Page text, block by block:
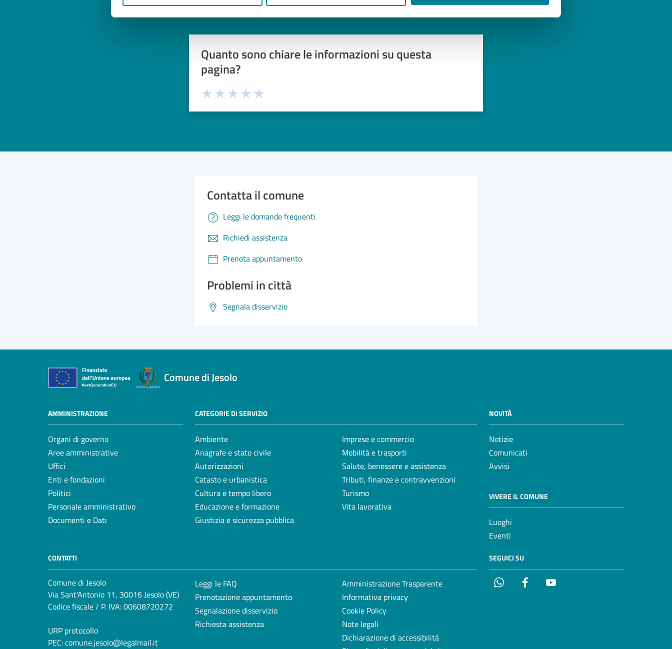
Quanto sono chiare le informazioni su questa
pagina?
Contatta il comune
Leggi le domande frequenti
Richiedi assistenza
Prenota appuntamento
Problemi in città
Segnala disservizio
Comune di Jesolo
AMMINISTRAZIONE
Organi di governo
Aree amministrative
Uffici
Enti e fondazioni
Politici
Personale amministrativo
Documenti e Dati
CATEGORIE DI SERVIZIO
Ambiente
Anagrafe e stato civile
Autorizzazioni
Catasto e urbanistica
Cultura e tempo libero
Educazione e formazione
Giustizia e sicurezza pubblica
Imprese e commercio
Mobilità e trasporti
Salute, benessere e assistenza
Tributi, finanze e contravvenzioni
Turismo
Vita lavorativa
NOVITÀ
Notizie
Comunicati
Avvisi
VIVERE IL COMUNE
Luoghi
Eventi
CONTATTI
Comune di Jesolo
Via Sant'Antonio 11, 30016 Jesolo (VE)
Codice fiscale / P. IVA: 00608720272
URP protocollo
PEC:comune.jesolo@legalmail.it
Leggi le FAQ
Prenotazione appuntamento
Segnalazione disservizio
Richiesta assistenza
Amministrazione Trasparente
Informativa privacy
Cookie Policy
Note legali
Dichiarazione di accessibilità
SEGUICI SU
Whatsapp Facebook